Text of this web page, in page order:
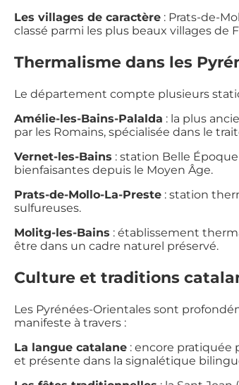
Les villages de caractère : Prats-de-
classé parmi les plus beaux villages de
Thermalisme dans les
Le département compte plusieurs
Amélie-les-Bains-Palalda : la plus
par les Romains, spécialisée dans le
Vernet-les-Bains : station Belle
bienfaisantes depuis le Moyen Âge.
Prats-de-Mollo-La-Preste : station
sulfureuses.
Molitg-les-Bains : établissement
être dans un cadre naturel préservé.
Culture et traditions
Les Pyrénées-Orientales sont
manifeste à travers :
La langue catalane : encore pratiquée
et présente dans la signalétique